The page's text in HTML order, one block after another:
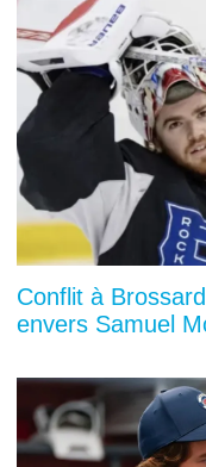
Conflit à
envers Samuel